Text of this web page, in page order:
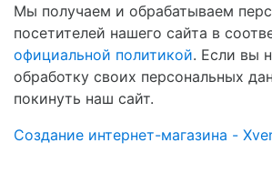
Мы получаем и обрабатываем
посетителей нашего сайта в
официальной политикой. Если вы
обработку своих персональных
покинуть наш сайт.
Создание интернет-магазина -